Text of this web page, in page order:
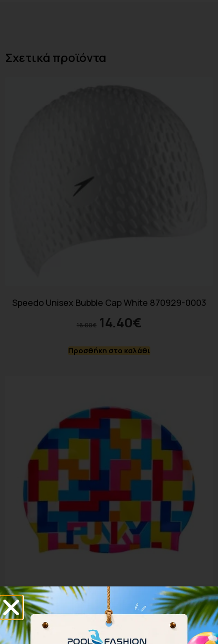
Σχετικά προϊόντα
Speedo Unisex Bubble Cap White 870929-0003
16.00€ 14.40€
Προσθήκη στο καλάθι
FUNKY TRUNKS BLOCKED SILICONE SWIMMING CAP
FYG017N7163600
15.00€ 13.50